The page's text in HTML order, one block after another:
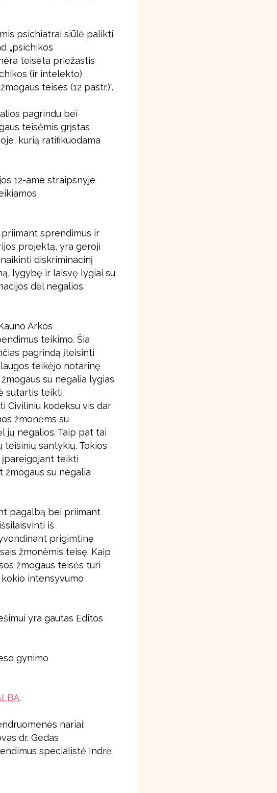
psichiatrai siūlė palikti
„psichikos
teisėta priežastis
(ir intelekto)
teises (12 pastr.)“.
pagrindu bei
teisėmis grįstas
kurią ratifikuodama
12-ame straipsnyje
sprendimus ir
projektą, yra geroji
diskriminacinį
lygybę ir laisvę lygiai su
dėl negalios.
Arkos
teikimo. Šia
pagrindą įteisinti
teikėjo notarinę
su negalia lygias
sutartis teikti
Civiliniu kodeksu vis dar
žmonėms su
jų negalios. Taip pat tai
santykių. Tokios
įpareigojant teikti
su negalia
pagalbą bei priimant
iš
prigimtinę
žmonėmis teisę. Kaip
žmogaus teisės turi
intensyvumo
yra gautas Editos
gynimo
.
nariai:
dr. Gedas
specialistė Indrė